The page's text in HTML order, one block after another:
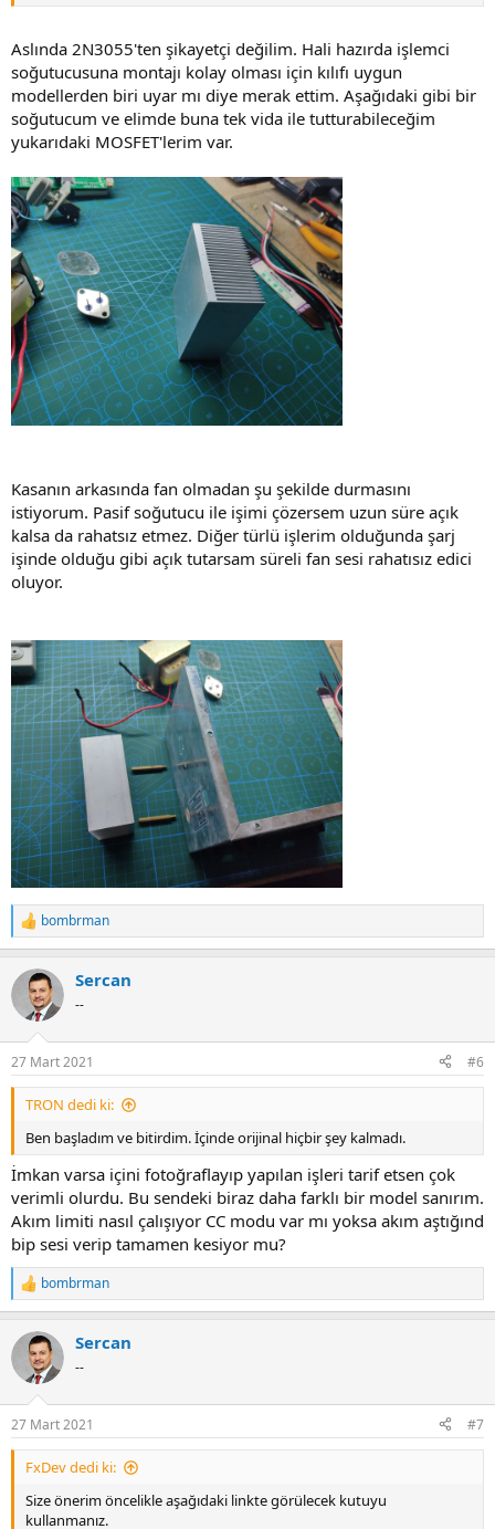
Aslında 2N3055'ten şikayetçi değilim. Hali hazırda işlemci
soğutucusuna montajı kolay olması için kılıfı uygun
modellerden biri uyar mı diye merak ettim. Aşağıdaki gibi bir
soğutucum ve elimde buna tek vida ile tutturabileceğim
yukarıdaki MOSFET'lerim var.
Kasanın arkasında fan olmadan şu şekilde durmasını
istiyorum. Pasif soğutucu ile işimi çözersem uzun süre açık
kalsa da rahatsız etmez. Diğer türlü işlerim olduğunda şarj
işinde olduğu gibi açık tutarsam süreli fan sesi rahatısız edici
oluyor.
R
e
c
i
s
:
bombrman
Sercan
--
27 Mart 2021 #6
TRON dedi ki:
Ben başladım ve bitirdim. İçinde orijinal hiçbir şey kalmadı.
İmkan varsa içini fotoğraflayıp yapılan işleri tarif etsen çok
verimli olurdu. Bu sendeki biraz daha farklı bir model sanırım.
Akım limiti nasıl çalışıyor CC modu var mı yoksa akım aştığınd
bip sesi verip tamamen kesiyor mu?
R
e
c
i
s
:
bombrman
Sercan
--
27 Mart 2021 #7
FxDev dedi ki:
Size önerim öncelikle aşağıdaki linkte görülecek kutuyu
kullanmanız.